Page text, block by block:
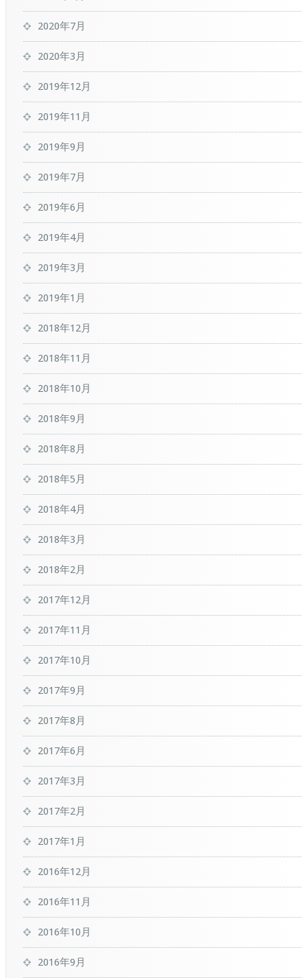
2020年7月
2020年3月
2019年12月
2019年11月
2019年9月
2019年7月
2019年6月
2019年4月
2019年3月
2019年1月
2018年12月
2018年11月
2018年10月
2018年9月
2018年8月
2018年5月
2018年4月
2018年3月
2018年2月
2017年12月
2017年11月
2017年10月
2017年9月
2017年8月
2017年6月
2017年3月
2017年2月
2017年1月
2016年12月
2016年11月
2016年10月
2016年9月